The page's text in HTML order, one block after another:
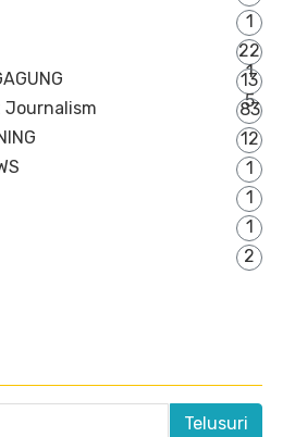
1
22
1
13
5
Journalism
83
12
1
1
1
2